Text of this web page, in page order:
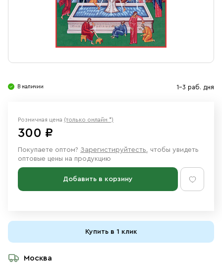
Ювелирные изделия
В наличии 1-3 раб. дня
Розничная цена (только онлайн *)
300 ₽
Покупаете оптом? Зарегистируйтесть, чтобы увидеть
оптовые цены на продукцию
Добавить в корзину
Купить в 1 клик
Москва